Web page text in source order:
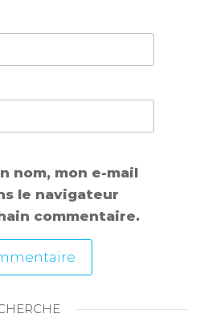
nom, mon e-mail
le navigateur
commentaire.